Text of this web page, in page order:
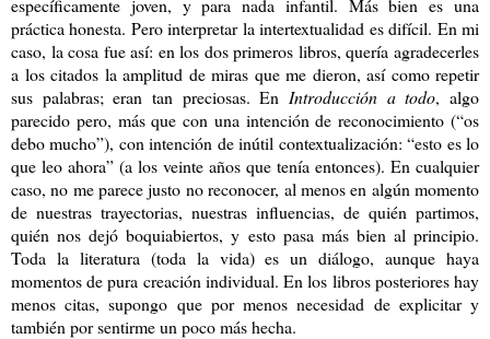
específicamente joven, y para nada infantil. Más bien es una
práctica honesta. Pero interpretar la intertextualidad es difícil. En mi
caso, la cosa fue así: en los dos primeros libros, quería agradecerles
a los citados la amplitud de miras que me dieron, así como repetir
sus palabras; eran tan preciosas. En Introducción a todo, algo
parecido pero, más que con una intención de reconocimiento (“os
debo mucho”), con intención de inútil contextualización: “esto es lo
que leo ahora” (a los veinte años que tenía entonces). En cualquier
caso, no me parece justo no reconocer, al menos en algún momento
de nuestras trayectorias, nuestras influencias, de quién partimos,
quién nos dejó boquiabiertos, y esto pasa más bien al principio.
Toda la literatura (toda la vida) es un diálogo, aunque haya
momentos de pura creación individual. En los libros posteriores hay
menos citas, supongo que por menos necesidad de explicitar y
también por sentirme un poco más hecha.